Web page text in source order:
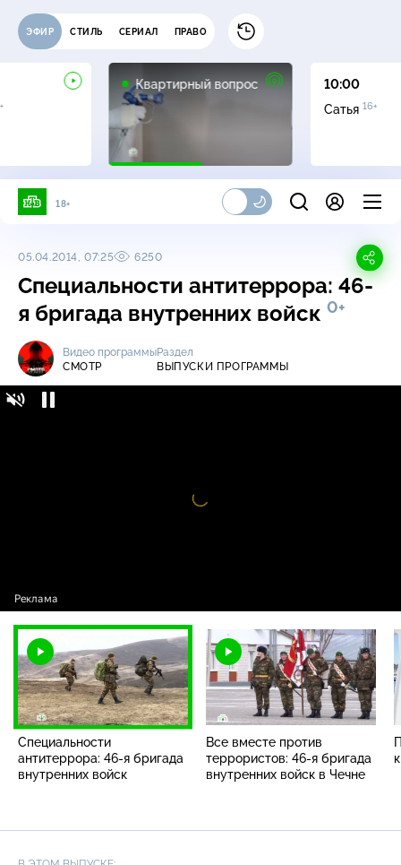
ЭФИР СТИЛЬ СЕРИАЛ ПРАВО
Квартирный вопрос
0+
10:00
Сатья 16+
18+
05.04.2014, 07:25 6250
Специальности антитеррора: 46-
я бригада внутренних войск 0+
Видео программы
СМОТР
Раздел
ВЫПУСКИ ПРОГРАММЫ
Видео
проигрыватель
Специальности
антитеррора: 46-я бригада
внутренних войск
Все вместе против
террористов: 46-я бригада
внутренних войск в Чечне